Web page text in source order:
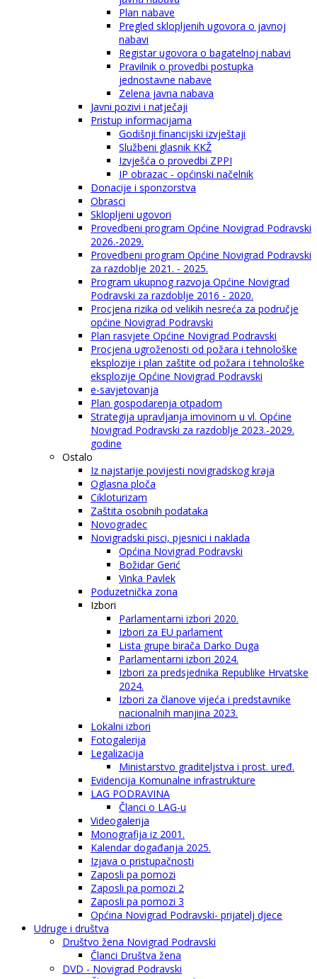
Plan nabave
Pregled sklopljenih ugovora o javnoj
nabavi
Registar ugovora o bagatelnoj nabavi
Pravilnik o provedbi postupka
jednostavne nabave
Zelena javna nabava
Javni pozivi i natječaji
Pristup informacijama
Godišnji financijski izvještaji
Službeni glasnik KKŽ
Izvješća o provedbi ZPPI
IP obrazac - općinski načelnik
Donacije i sponzorstva
Obrasci
Sklopljeni ugovori
Provedbeni program Općine Novigrad Podravski
2026.-2029.
Provedbeni program Općine Novigrad Podravski
za razdoblje 2021. - 2025.
Program ukupnog razvoja Općine Novigrad
Podravski za razdoblje 2016 - 2020.
Procjena rizika od velikih nesreća za područje
općine Novigrad Podravski
Plan rasvjete Općine Novigrad Podravski
Procjena ugroženosti od požara i tehnološke
eksplozije i plan zaštite od požara i tehnološke
eksplozije Općine Novigrad Podravski
e-savjetovanja
Plan gospodarenja otpadom
Strategija upravljanja imovinom u vl. Općine
Novigrad Podravski za razdoblje 2023.-2029.
godine
Ostalo
Iz najstarije povijesti novigradskog kraja
Oglasna ploča
Cikloturizam
Zaštita osobnih podataka
Novogradec
Novigradski pisci, pjesnici i naklada
Općina Novigrad Podravski
Božidar Gerić
Vinka Pavlek
Poduzetnička zona
Izbori
Parlamentarni izbori 2020.
Izbori za EU parlament
Lista grupe birača Darko Duga
Parlamentarni izbori 2024.
Izbori za predsjednika Republike Hrvatske
2024.
Izbori za članove vijeća i predstavnike
nacionalnih manjina 2023.
Lokalni izbori
Fotogalerija
Legalizacija
Ministarstvo graditeljstva i prost. uređ.
Evidencija Komunalne infrastrukture
LAG PODRAVINA
Članci o LAG-u
Videogalerija
Monografija iz 2001.
Kalendar događanja 2025.
Izjava o pristupačnosti
Zaposli pa pomozi
Zaposli pa pomozi 2
Zaposli pa pomozi 3
Općina Novigrad Podravski- prijatelj djece
Udruge i društva
Društvo žena Novigrad Podravski
Članci Društva žena
DVD - Novigrad Podravski